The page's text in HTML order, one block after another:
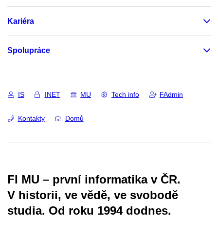
Kariéra
Spolupráce
IS INET MU Tech info FAdmin
Kontakty Domů
FI MU – první informatika v ČR.
V historii, ve vědě, ve svobodě
studia. Od roku 1994 dodnes.